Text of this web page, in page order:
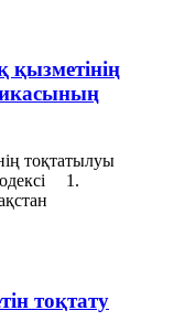
тоқтатылуы
1.
тоқтату